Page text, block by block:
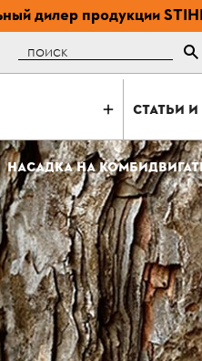
дилер продукции
Поиск
СТАТЬИ
НАСАДКА НА